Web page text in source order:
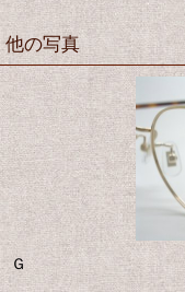
他の写真
Ｇ